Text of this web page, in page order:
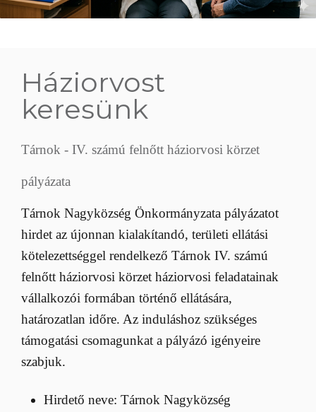
Háziorvost
keresünk
Tárnok - IV. számú felnőtt háziorvosi körzet
pályázata
Tárnok Nagyközség Önkormányzata pályázatot
hirdet az újonnan kialakítandó, területi ellátási
kötelezettséggel rendelkező Tárnok IV. számú
felnőtt háziorvosi körzet háziorvosi feladatainak
vállalkozói formában történő ellátására,
határozatlan időre. Az induláshoz szükséges
támogatási csomagunkat a pályázó igényeire
szabjuk.
Hirdető neve: Tárnok Nagyközség